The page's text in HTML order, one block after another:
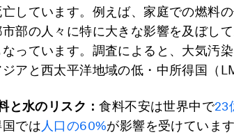
亡しています。例えば、家庭での燃料
市部の人々に特に大きな影響を及ぼし
なっています。調査によると、大気汚
アと西太平洋地域の低・中所得国（
と水のリスク：食料不安は世界中で23
国では 人口の60%が影響を受けていま